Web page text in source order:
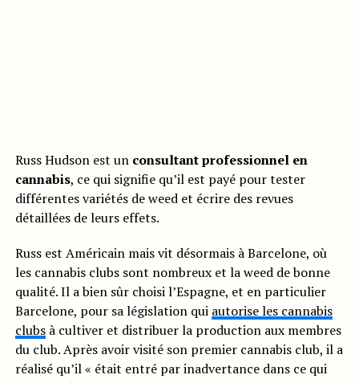
Russ Hudson est un consultant professionnel en
cannabis, ce qui signifie qu’il est payé pour tester
différentes variétés de weed et écrire des revues
détaillées de leurs effets.
Russ est Américain mais vit désormais à Barcelone, où
les cannabis clubs sont nombreux et la weed de bonne
qualité. Il a bien sûr choisi l’Espagne, et en particulier
Barcelone, pour sa législation qui autorise les cannabis
clubsà cultiver et distribuer la production aux membres
du club. Après avoir visité son premier cannabis club, il a
réalisé qu’il « était entré par inadvertance dans ce qui